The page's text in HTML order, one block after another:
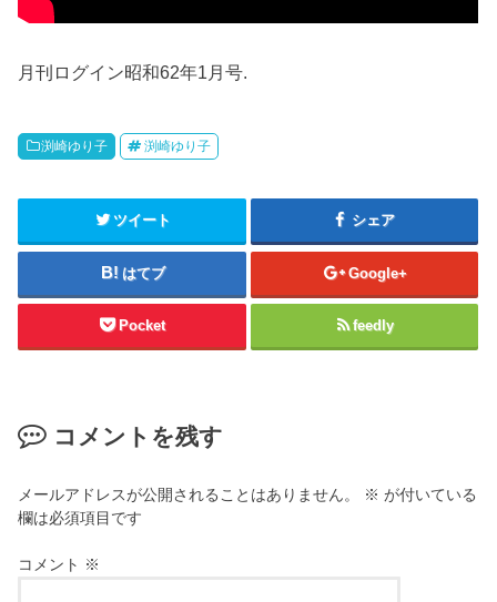
月刊ログイン昭和62年1月号.
渕崎ゆり子 渕崎ゆり子
ツイート シェア
はてブ Google+
Pocket feedly
コメントを残す
メールアドレスが公開されることはありません。 ※ が付いている
欄は必須項目です
コメント ※